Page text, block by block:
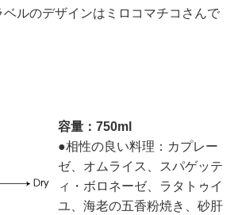
ルのデザインはミロコマチコさんで
容量：750ml
●相性の良い料理：カプレー
ゼ、オムライス、スパゲッテ
ィ・ボロネーゼ、ラタトゥイ
ユ、海老の五香粉焼き、砂肝